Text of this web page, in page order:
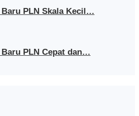
Baru PLN Skala Kecil…
PLN Cepat dan…